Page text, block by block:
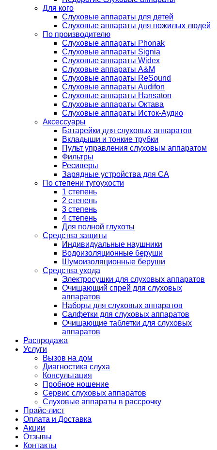
Для кого
Слуховые аппараты для детей
Слуховые аппараты для пожилых людей
По производителю
Слуховые аппараты Phonak
Слуховые аппараты Signia
Слуховые аппараты Widex
Слуховые аппараты A&M
Слуховые аппараты ReSound
Слуховые аппараты Audifon
Слуховые аппараты Hansaton
Слуховые аппараты Октава
Слуховые аппараты Исток-Аудио
Аксессуары
Батарейки для слуховых аппаратов
Вкладыши и тонкие трубки
Пульт управления слуховым аппаратом
Фильтры
Ресиверы
Зарядные устройства для СА
По степени тугоухости
1 степень
2 степень
3 степень
4 степень
Для полной глухоты
Средства защиты
Индивидуальные наушники
Водоизоляционные беруши
Шумоизоляционные беруши
Средства ухода
Электросушки для слуховых аппаратов
Очищающий спрей для слуховых
аппаратов
Наборы для слуховых аппаратов
Салфетки для слуховых аппаратов
Очищающие таблетки для слуховых
аппаратов
Распродажа
Услуги
Вызов на дом
Диагностика слуха
Консультация
Пробное ношение
Сервис слуховых аппаратов
Слуховые аппараты в рассрочку
Прайс-лист
Оплата и Доставка
Акции
Отзывы
Контакты